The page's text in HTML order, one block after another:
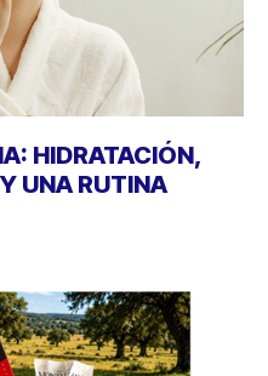
HIDRATACIÓN,
UNA RUTINA